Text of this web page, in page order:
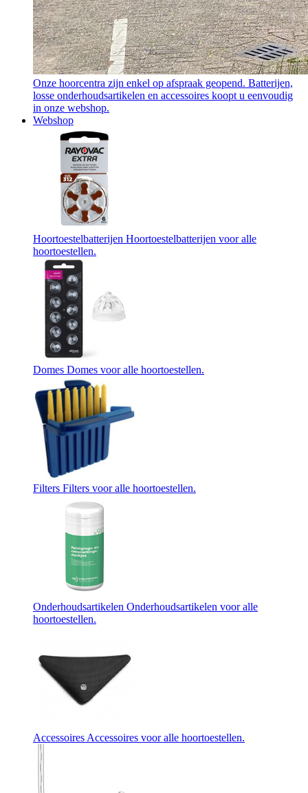
Onze hoorcentra zijn enkel op afspraak geopend. Batterijen,
losse onderhoudsartikelen en accessoires koopt u eenvoudig
in onze webshop.
Webshop
Hoortoestelbatterijen Hoortoestelbatterijen voor alle
hoortoestellen.
Domes Domes voor alle hoortoestellen.
Filters Filters voor alle hoortoestellen.
Onderhoudsartikelen Onderhoudsartikelen voor alle
hoortoestellen.
AccessoiresAccessoires voor alle hoortoestellen.